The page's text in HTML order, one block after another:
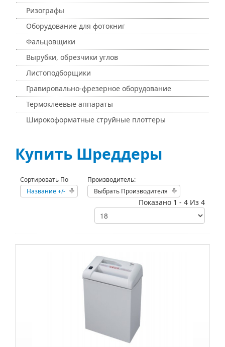
Ризографы
Оборудование для фотокниг
Фальцовщики
Вырубки, обрезчики углов
Листоподборщики
Гравировально-фрезерное оборудование
Термоклеевые аппараты
Широкоформатные струйные плоттеры
Купить Шреддеры
Сортировать По
Название +/-
Производитель:
Выбрать Производителя
Показано 1 - 4 Из 4